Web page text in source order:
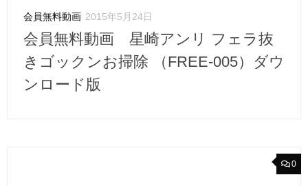
会員無料動画 2015年5月24日
会員無料動画 星崎アンリ フェラ抜
きゴックンお掃除 （FREE-005）ダウ
ンロード版
0